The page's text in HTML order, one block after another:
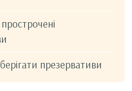
презервативи